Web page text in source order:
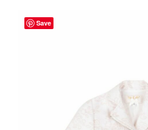
Save